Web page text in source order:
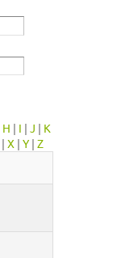
H | I | J | K
| X | Y | Z